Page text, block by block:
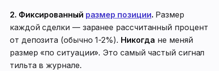
2. Фиксированный размер позиции. Размер
каждой сделки — заранее рассчитанный процент
от депозита (обычно 1-2%). Никогда не меняй
размер «по ситуации». Это самый частый сигнал
тильта в журнале.